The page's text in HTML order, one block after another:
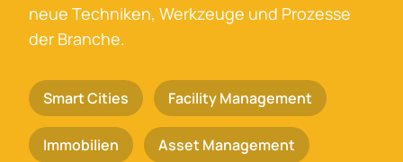
neue Techniken, Werkzeuge und Prozesse
der Branche.
Smart Cities Facility Management
Immobilien Asset Management